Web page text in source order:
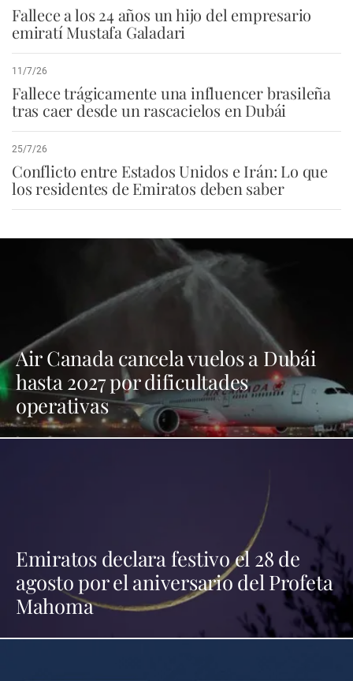
Fallece a los 24 años un hijo del empresario
emiratí Mustafa Galadari
11/7/26
Fallece trágicamente una influencer brasileña
tras caer desde un rascacielos en Dubái
25/7/26
Conflicto entre Estados Unidos e Irán: Lo que
los residentes de Emiratos deben saber
Air Canada cancela vuelos a Dubái
hasta 2027 por dificultades
operativas
Emiratos declara festivo el 28 de
agosto por el aniversario del Profeta
Mahoma